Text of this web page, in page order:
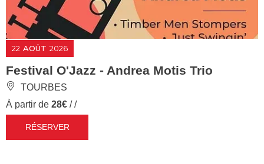
22 AOÛT 2026
Festival O'Jazz - Andrea Motis Trio
TOURBES
À partir de 28€ / /
RÉSERVER